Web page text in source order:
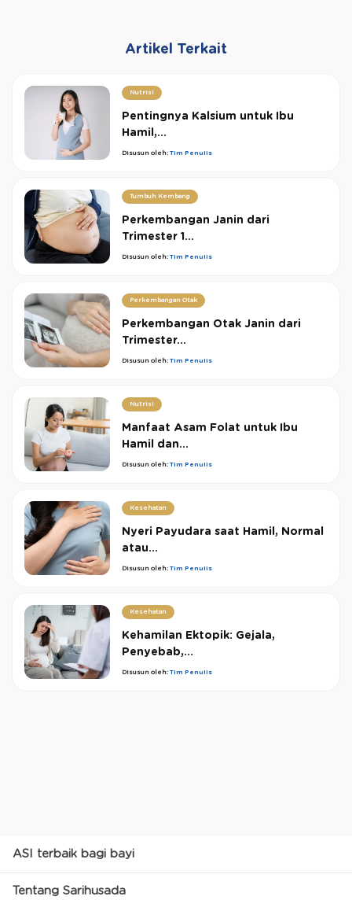
Artikel Terkait
Nutrisi
Pentingnya Kalsium untuk Ibu
Hamil,...
Disusun oleh: Tim Penulis
Tumbuh Kembang
Perkembangan Janin dari
Trimester 1...
Disusun oleh: Tim Penulis
Perkembangan Otak
Perkembangan Otak Janin dari
Trimester...
Disusun oleh: Tim Penulis
Nutrisi
Manfaat Asam Folat untuk Ibu
Hamil dan...
Disusun oleh: Tim Penulis
Kesehatan
Nyeri Payudara saat Hamil, Normal
atau...
Disusun oleh: Tim Penulis
Kesehatan
Kehamilan Ektopik: Gejala,
Penyebab,...
Disusun oleh: Tim Penulis
ASI terbaik bagi bayi
Tentang Sarihusada